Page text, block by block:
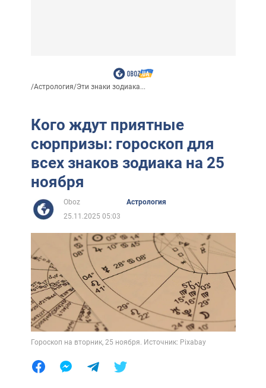
/Астрология/Эти знаки зодиака...
Кого ждут приятные
сюрпризы: гороскоп для
всех знаков зодиака на 25
ноября
Oboz
Астрология
25.11.2025 05:03
Гороскоп на вторник, 25 ноября. Источник: Pixabay